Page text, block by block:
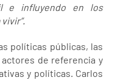
e influyendo en los
políticas públicas, las
de referencia y
y políticas. Carlos